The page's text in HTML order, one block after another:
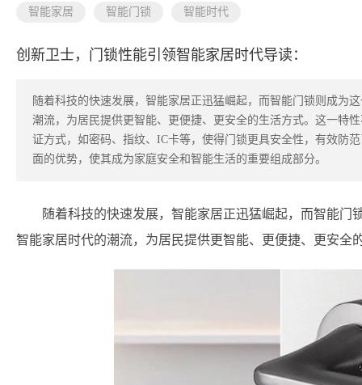
智能家居 智能门锁 智能时代
创新卫士，门锁性能引领智能家居时代导读：
随着科技的快速发展，智能家居正迅猛崛起，而智能门锁则成为
潮流，为居民提供更智能、更便捷、更安全的生活方式。这一特
证方式，如密码、指纹、IC卡等，使得门锁更具安全性，有效防
面的优势，使其成为家庭安全和智能生活的重要组成部分。
随着科技的快速发展，智能家居正迅猛崛起，而智能
智能家居时代的潮流，为居民提供更智能、更便捷、更安全